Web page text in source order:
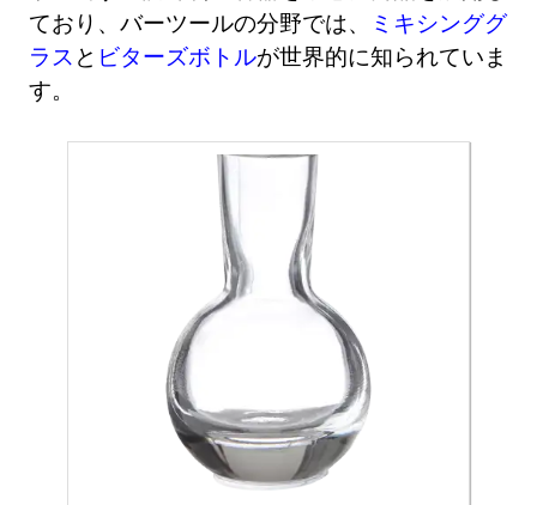
ており、バーツールの分野では、
ミキシンググ
ラス と ビターズボトルが世界的に知られていま
す。